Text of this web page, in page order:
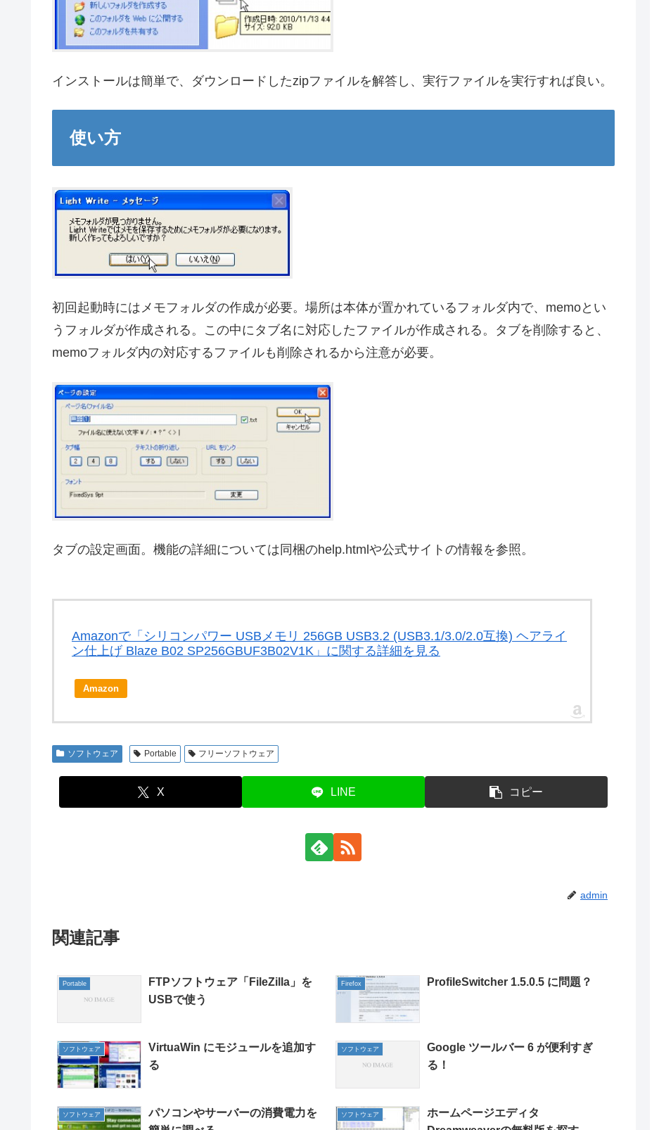
インストールは簡単で、ダウンロードしたzipファイルを解答し、実行ファイルを実行すれば良い。
使い方
初回起動時にはメモフォルダの作成が必要。場所は本体が置かれているフォルダ内で、memoとい
うフォルダが作成される。この中にタブ名に対応したファイルが作成される。タブを削除すると、
memoフォルダ内の対応するファイルも削除されるから注意が必要。
タブの設定画面。機能の詳細については同梱のhelp.htmlや公式サイトの情報を参照。
Amazonで「シリコンパワー USBメモリ 256GB USB3.2 (USB3.1/3.0/2.0互換) ヘアライ
ン仕上げ Blaze B02 SP256GBUF3B02V1K」に関する詳細を見る
Amazon
ソフトウェア Portable フリーソフトウェア
X LINE コピー
admin
関連記事
Portable
FTPソフトウェア「FileZilla」を
USBで使う
Firefox ProfileSwitcher 1.5.0.5 に問題？
ソフトウェア
VirtuaWin にモジュールを追加す
る
ソフトウェア
Google ツールバー 6 が便利すぎ
る！
ソフトウェア
パソコンやサーバーの消費電力を
ソフトウェア
ホームページエディタ